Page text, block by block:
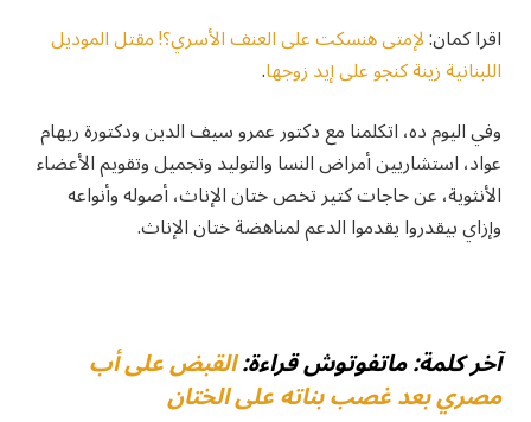
اقرا كمان:لإمتى هنسكت على العنف الأسري؟! مقتل الموديل
اللبنانية زينة كنجو على إيد زوجها.
وفي اليوم ده، اتكلمنا مع دكتور عمرو سيف الدين ودكتورة ريهام
عواد، استشاريين أمراض النسا والتوليد وتجميل وتقويم الأعضاء
الأنثوية، عن حاجات كتير تخص ختان الإناث، أصوله وأنواعه
وإزاي بيقدروا يقدموا الدعم لمناهضة ختان الإناث.
آخر كلمة: ماتفوتوش قراءة:القبض على أب
مصري بعد غصب بناته على الختان